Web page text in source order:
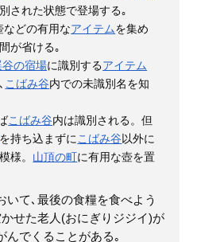
された状態で登場する｡
などの有用なアイテムを集め
が省ける｡
谷の宿場に識別するアイテム
こばみ谷内での未識別名を知
こばみ谷内は識別される。但
を持ち込まずにこばみ谷以外に
様。 山頂の町に有用な壺を置
いて､最後の食糧を食べよう
せた老人(おにぎりジジイ)が
んでくることがある｡